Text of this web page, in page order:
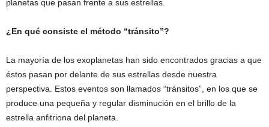
planetas que pasan frente a sus estrellas.
¿En qué consiste el método “tránsito”?
La mayoría de los exoplanetas han sido encontrados gracias a que
éstos pasan por delante de sus estrellas desde nuestra
perspectiva. Estos eventos son llamados “tránsitos”, en los que se
produce una pequeña y regular disminución en el brillo de la
estrella anfitriona del planeta.